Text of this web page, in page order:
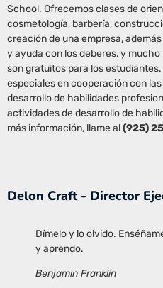
School. Ofrecemos clases de
cosmetología, barbería,
creación de una empresa,
y ayuda con los deberes, y
son gratuitos para los
especiales en cooperación con
desarrollo de habilidades
actividades de desarrollo de
más información, llame al(925)
Delon Craft - Director
Dímelo y lo olvido.
y aprendo.
Benjamin Franklin